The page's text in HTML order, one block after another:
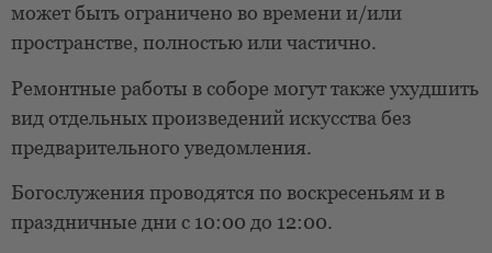
может быть ограничено во времени и/или
пространстве, полностью или частично.
Ремонтные работы в соборе могут также ухудшить
вид отдельных произведений искусства без
предварительного уведомления.
Богослужения проводятся по воскресеньям и в
праздничные дни с 10:00 до 12:00.